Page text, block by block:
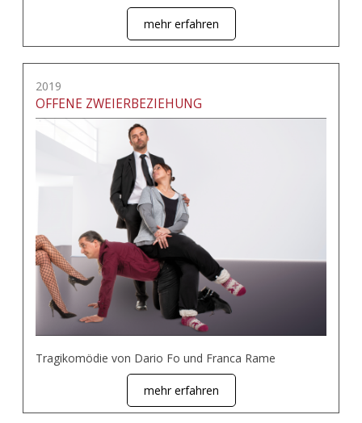
mehr erfahren
2019
OFFENE ZWEIERBEZIEHUNG
Tragikomödie von Dario Fo und Franca Rame
mehr erfahren